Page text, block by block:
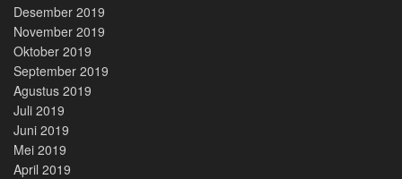
Desember 2019
November 2019
Oktober 2019
September 2019
Agustus 2019
Juli 2019
Juni 2019
Mei 2019
April 2019